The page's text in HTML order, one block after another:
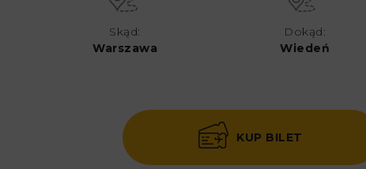
Skąd:
Warszawa
Dokąd:
Wiedeń
KUP BILET